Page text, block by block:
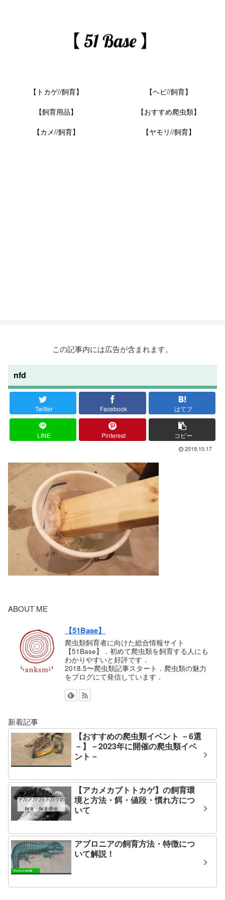
【トカゲ//飼育】
【ヘビ//飼育】
【飼育用品】
【おすすめ爬虫類】
【カメ//飼育】
【ヤモリ//飼育】
この記事内には広告が含まれます。
nfd
Twitter Facebook はてブ
LINE Pinterest コピー
2019.10.17
ABOUT ME
【51Base】
爬虫類飼育者に向けた総合情報サイト
【51Base】．初めて爬虫類を飼育する人にも
わかりやすいと好評です．
2018.5〜爬虫類記事スタート．爬虫類の魅力
をブログにて発信しています．
新着記事
【おすすめの爬虫類イベント －6選
－】－2023年に開催の爬虫類イベ
ント－
【アカメカブトトカゲ】の飼育環
境と方法・餌・値段・慣れ方につ
いて
アブロニアの飼育方法・特徴につ
いて解説！